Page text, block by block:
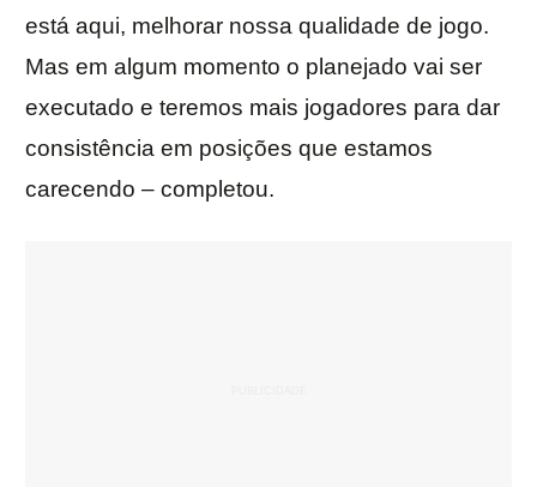
está aqui, melhorar nossa qualidade de jogo.
Mas em algum momento o planejado vai ser
executado e teremos mais jogadores para dar
consistência em posições que estamos
carecendo – completou.